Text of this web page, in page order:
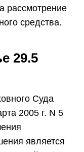
рассмотрение
средства.
29.5
Суда
2005 г. N 5
является